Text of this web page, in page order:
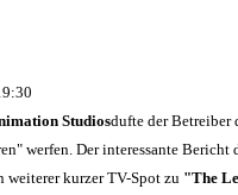
Studiosdufte der Betreiber
werfen. Der interessante Bericht
weiterer kurzer TV-Spot zu "The